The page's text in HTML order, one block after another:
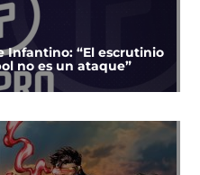
Infantino: “El escrutinio
no es un ataque”